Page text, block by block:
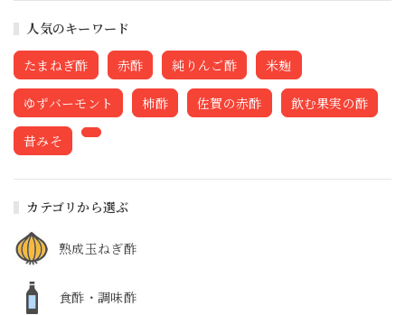
人気のキーワード
たまねぎ酢 赤酢 純りんご酢 米麹
ゆずバーモント 柿酢 佐賀の赤酢 飲む果実の酢
昔みそ
カテゴリから選ぶ
熟成玉ねぎ酢
食酢・調味酢